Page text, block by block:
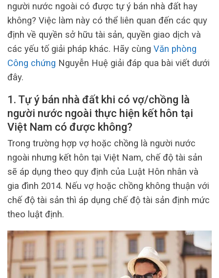
người nước ngoài có được tự ý bán nhà đất hay
không? Việc làm này có thể liên quan đến các quy
định về quyền sở hữu tài sản, quyền giao dịch và
các yếu tố giải pháp khác. Hãy cùng Văn phòng
Công chứng Nguyễn Huệ giải đáp qua bài viết dưới
đây.
1. Tự ý bán nhà đất khi có vợ/chồng là
người nước ngoài thực hiện kết hôn tại
Việt Nam có được không?
Trong trường hợp vợ hoặc chồng là người nước
ngoài nhưng kết hôn tại Việt Nam, chế độ tài sản
sẽ áp dụng theo quy định của Luật Hôn nhân và
gia đình 2014. Nếu vợ hoặc chồng không thuận với
chế độ tài sản thì áp dụng chế độ tài sản định mức
theo luật định.